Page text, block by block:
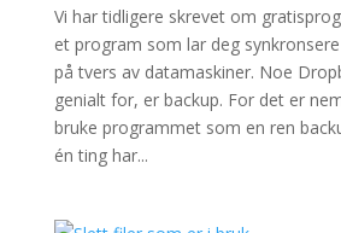
Vi har tidligere skrevet om
et program som lar deg
på tvers av datamaskiner. Noe
genialt for, er backup. For det er
bruke programmet som en ren
én ting har...